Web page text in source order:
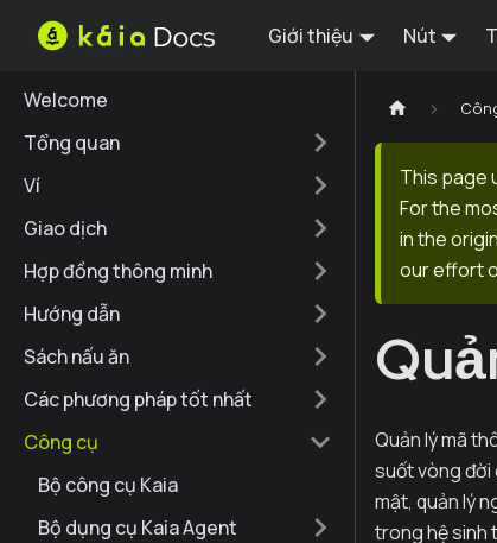
Giới thiệu Nút
Welcome
Tổng quan
Ví
Giao dịch
Hợp đồng thông minh
Hướng dẫn
Sách nấu ăn
Các phương pháp tốt nhất
Công cụ
Bộ công cụ Kaia
Bộ dụng cụ Kaia Agent
This page
For the
in the
our effort
Quản lý mã
suốt vòng đời
mật, quản lý
trong hệ sinh